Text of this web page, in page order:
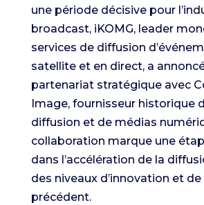
une période décisive pour
broadcast, iKOMG, leader
services de diffusion
satellite et en direct, a
partenariat stratégique avec
Image, fournisseur historique
diffusion et de médias
collaboration marque une
dans l’accélération de la
des niveaux d’innovation et
précédent.